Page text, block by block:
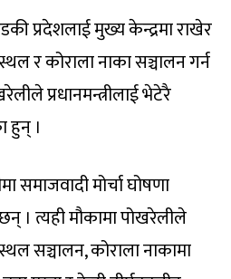
प्रदेशलाई मुख्य केन्द्रमा राखेर
र कोराला नाका सञ्चालन गर्न
प्रधानमन्त्रीलाई भेटेरै
हुन् ।
समाजवादी मोर्चा घोषणा
। त्यही मौकामा पोखरेलीले
सञ्चालन, कोराला नाकामा